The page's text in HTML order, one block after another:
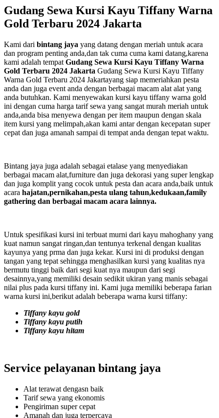
Gudang Sewa Kursi Kayu Tiffany Warna
Gold Terbaru 2024 Jakarta
Kami dari bintang jaya yang datang dengan meriah untuk acara
dan program penting anda,dan tak cuma cuma kami datang,karena
kami adalah tempat Gudang Sewa Kursi Kayu Tiffany Warna
Gold Terbaru 2024 Jakarta Gudang Sewa Kursi Kayu Tiffany
Warna Gold Terbaru 2024 Jakartayang siap memeriahkan pesta
anda dan juga event anda dengan berbagai macam alat alat yang
anda butuhkan. Kami menyewakan kursi kayu tiffany warna gold
ini dengan cuma harga tarif sewa yang sangat murah meriah untuk
anda,anda bisa menyewa dengan per item maupun dengan skala
item kursi yang melimpah,akan kami antar dengan kecepatan super
cepat dan juga amanah sampai di tempat anda dengan tepat waktu.
Bintang jaya juga adalah sebagai etalase yang menyediakan
berbagai macam alat,furniture dan juga dekorasi yang super lengkap
dan juga komplit yang cocok untuk pesta dan acara anda,baik untuk
acara hajatan,pernikahan,pesta ulang tahun,kedukaan,family
gathering dan berbagai macam acara lainnya.
Untuk spesifikasi kursi ini terbuat murni dari kayu mahoghany yang
kuat namun sangat ringan,dan tentunya terkenal dengan kualitas
kayunya yang prma dan juga kekar. Kursi ini di produksi dengan
tangan yang tepat sehingga menghasilkan kursi yang kualitas nya
bermutu tinggi baik dari segi kuat nya maupun dari segi
desainnya,yang memiliki desain sedikit ukiran yang manis sebagai
nilai plus pada kursi tiffany ini. Kami juga memiliki beberapa farian
warna kursi ini,berikut adalah beberapa warna kursi tiffany:
Tiffany kayu gold
Tiffany kayu putih
Tiffany kayu hitam
Service pelayanan bintang jaya
Alat terawat dengasn baik
Tarif sewa yang ekonomis
Pengiriman super cepat
Amanah dan juga terpercaya